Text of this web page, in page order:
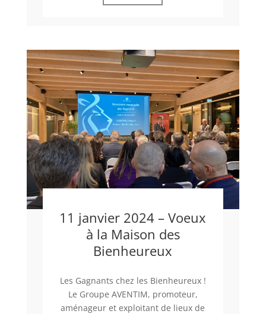
11 janvier 2024 – Voeux
à la Maison des
Bienheureux
Les Gagnants chez les Bienheureux !
Le Groupe AVENTIM, promoteur,
aménageur et exploitant de lieux de